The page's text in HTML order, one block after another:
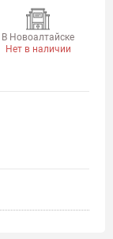
В Новоалтайске
Нет в наличии